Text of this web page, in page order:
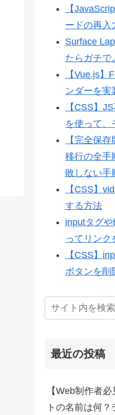
【
ードの再入
Surface
たらガチで
【Vue.js
ンダーを実
【CSS】
を使って、
【完全保
移行の全手
敗しない手
【CSS】
する方法
inputタグ
ってリンク
【CSS】
ボタンを削
最近の投稿
【Web制作者
トの名前は何